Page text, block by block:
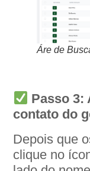
Áre de
Passo 3:
contato do
Depois que
clique no